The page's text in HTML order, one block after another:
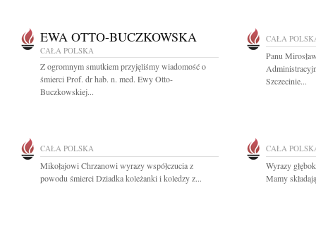
EWA OTTO-BUCZKOWSKA
CAŁA POLSKA
Z ogromnym smutkiem przyjęliśmy wiadomość o
śmierci Prof. dr hab. n. med. Ewy Otto-
Buczkowskiej...
CAŁA
Panu
Szczecinie...
CAŁA POLSKA
Mikołajowi Chrzanowi wyrazy współczucia z
powodu śmierci Dziadka koleżanki i koledzy z...
CAŁA
Wyrazy
Mamy